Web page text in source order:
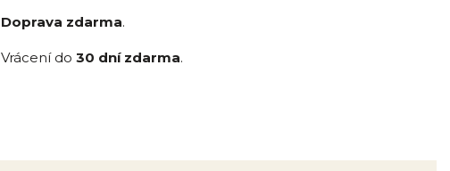
Doprava zdarma.
Vrácení do 30 dní zdarma.